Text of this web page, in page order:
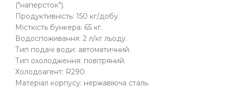
("наперсток").
Продуктивність: 150 кг/добу.
Місткість бункера: 65 кг.
Водоспоживання: 2 л/кг льоду.
Тип подачі води: автоматичний.
Тип охолодження: повітряний.
Холодоагент: R290.
Матеріал корпусу: нержавіюча сталь.